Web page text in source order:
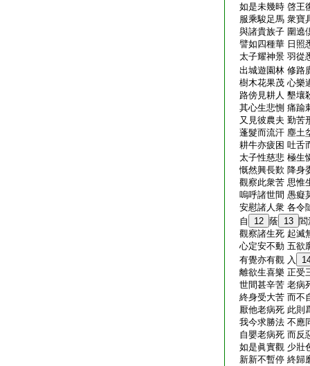
如是未幾時 啓王
服乘駿足馬 衆寶
與諸貴族子 圍遶
譬如四種華 日照
太子耀神景 羽從
出城遊園林 修路
樹木花果茂 心樂
路傍見耕人 墾壤
其心生悲惻 痛踰
又見彼農夫 勤苦
蓬髮而流汗 塵土
耕牛亦疲困 吐舌
太子性慈悲 極生
慨然興長歎 降身
觀察此衆苦 思惟
嗚呼諸世間 愚癡
安慰諸人衆 各令
自
12 蔭 13
觀察諸生死 起滅
心定安不動 五欲
有覺亦有觀 入
離欲生喜樂 正受
世間甚辛苦 老病
終身受大苦 而不
厭他老病死 此則
我今求勝法 不應
自嬰老病死 而反
如是眞實觀 少壯
新新不暫停 終歸